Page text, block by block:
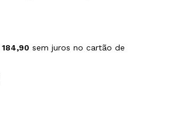
184,90 sem juros no cartão de